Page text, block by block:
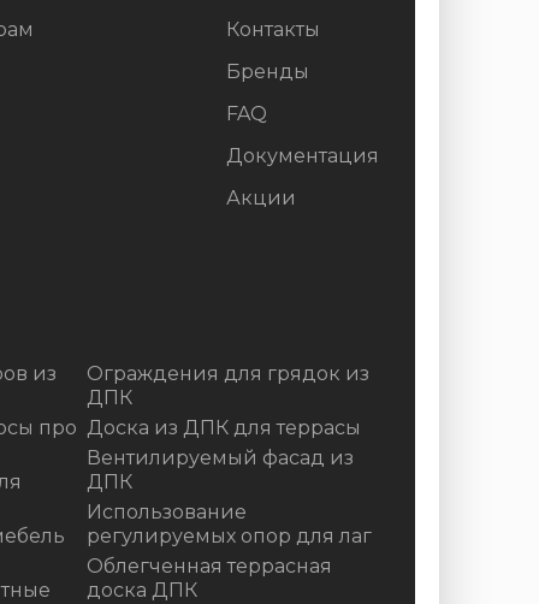
Контакты
Бренды
FAQ
Документация
Акции
из
про
Ограждения для грядок из
ДПК
Доска из ДПК для террасы
Вентилируемый фасад из
ДПК
Использование
регулируемых опор для лаг
Облегченная террасная
доска ДПК